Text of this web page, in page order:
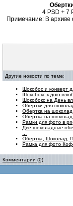
4 PSD + 7
Примечание: В архиве
Другие новости по теме:
Шокобос и конверт
Шокобокс к дню
Шокобокс на День
Обертки для
Обертка на
Обертка на
Рамки для фото в
Две шоколадные
Обертка, Шоколад,
Рамка для фото
Комментарии (0)